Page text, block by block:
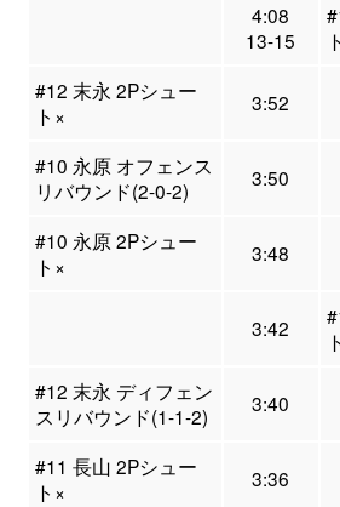
4:08
13-15
#12 末永 2Pシュー
ト×
3:52
#10 永原 オフェンス
リバウンド(2-0-2)
3:50
#10 永原 2Pシュー
ト×
3:48
3:42
#12 末永 ディフェン
スリバウンド(1-1-2)
3:40
#11 長山 2Pシュー
ト×
3:36